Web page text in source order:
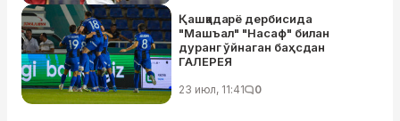
Қашқадарё дербисида
"Машъал" "Насаф" билан
дуранг ўйнаган баҳсдан
ГАЛЕРЕЯ
23 июл, 11:41 0